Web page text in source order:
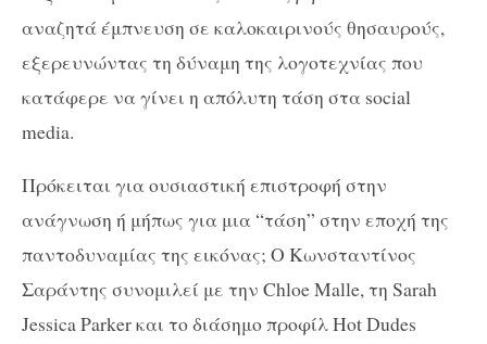
αναζητά έμπνευση σε καλοκαιρινούς θησαυρούς,
εξερευνώντας τη δύναμη της λογοτεχνίας που
κατάφερε να γίνει η απόλυτη τάση στα social
media.
Πρόκειται για ουσιαστική επιστροφή στην
ανάγνωση ή μήπως για μια “τάση” στην εποχή της
παντοδυναμίας της εικόνας; Ο Κωνσταντίνος
Σαράντης συνομιλεί με την Chloe Malle, τη Sarah
Jessica Parker και το διάσημο προφίλ Hot Dudes